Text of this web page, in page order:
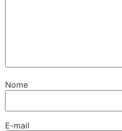
Nome
E-mail